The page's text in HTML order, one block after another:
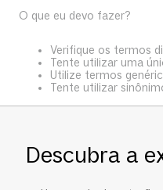
O que eu devo fazer?
Verifique os termos
Tente utilizar uma
Utilize termos
Tente utilizar
Descubra a